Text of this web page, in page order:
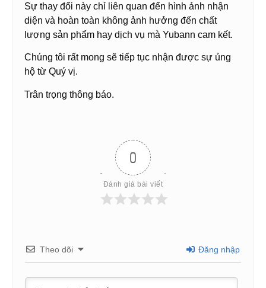
Sự thay đổi này chỉ liên quan đến hình ảnh nhận
diện và hoàn toàn không ảnh hưởng đến chất
lượng sản phẩm hay dịch vụ mà Yubann cam kết.
Chúng tôi rất mong sẽ tiếp tục nhận được sự ủng
hộ từ Quý vị.
Trân trọng thông báo.
0
Đánh giá bài viết
Theo dõi Đăng nhập